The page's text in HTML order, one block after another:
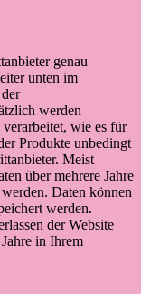
genau
unten im
werden
wie es für
Produkte unbedingt
Meist
über mehrere Jahre
Daten können
werden.
der Website
in Ihrem